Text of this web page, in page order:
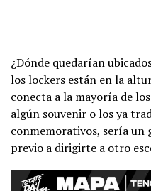
¿Dónde quedarían
los lockers están en la
conecta a la mayoría de
algún souvenir o los ya
conmemorativos, sería un
previo a dirigirte a otro